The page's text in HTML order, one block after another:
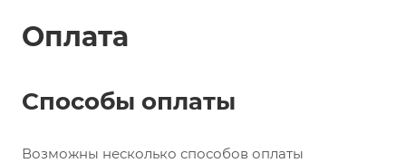
Оплата
Способы оплаты
Возможны несколько способов оплаты